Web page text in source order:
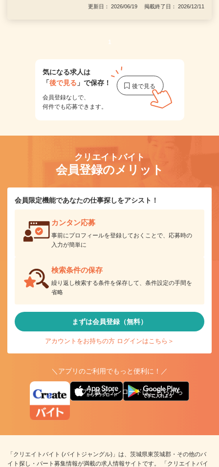
更新日： 2026/06/19 掲載終了日： 2026/12/11
1
気になる求人は
「後で見る 」で保存！
会員登録なしで、
何件でも応募できます。
クリエイトバイト
会員登録のメリット
会員限定機能であなたの仕事探しをアシスト！
カンタン応募
事前にプロフィールを登録しておくことで、応募時の
入力が簡単に
検索条件の保存
繰り返し検索する条件を保存して、条件設定の手間を
省略
まずは会員登録（無料）
アカウントをお持ちの方 ログインはこちら＞
＼アプリのご利用でもっと便利に！／
アプリ版ダウンロードはこちらから
「クリエイトバイト (バイトジャングル)」は、茨城県東茨城郡・その他のバ
イト探し・パート募集情報が満載の求人情報サイトです。 「クリエイトバイ